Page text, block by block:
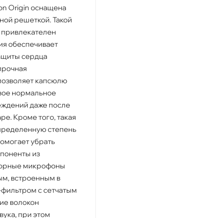
Origin оснащена
решеткой. Такой
обеспечивает
сердца
капсюлю
нормальное
даже после
Кроме того, такая
степень
убрать
из
микрофоны
встроенным в
с сетчатым
волокон
при этом